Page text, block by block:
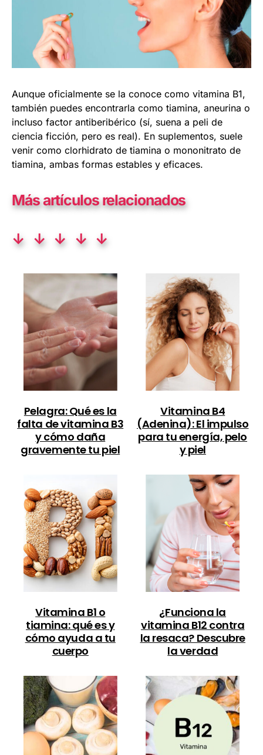
Aunque oficialmente se la conoce como vitamina B1,
también puedes encontrarla como tiamina, aneurina o
incluso factor antiberibérico (sí, suena a peli de
ciencia ficción, pero es real). En suplementos, suele
venir como clorhidrato de tiamina o mononitrato de
tiamina, ambas formas estables y eficaces.
Más artículos relacionados
↓ ↓ ↓ ↓ ↓
Pelagra: Qué es la
falta de vitamina B3
y cómo daña
gravemente tu piel
Vitamina B4
(Adenina): El impulso
para tu energía, pelo
y piel
Vitamina B1 o
tiamina: qué es y
cómo ayuda a tu
cuerpo
¿Funciona la
vitamina B12 contra
la resaca? Descubre
la verdad